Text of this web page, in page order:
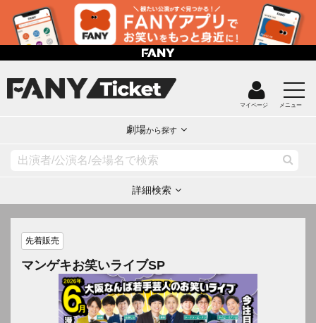
マイページ メニュー
劇場から探す
詳細検索
先着販売
マンゲキお笑いライブSP